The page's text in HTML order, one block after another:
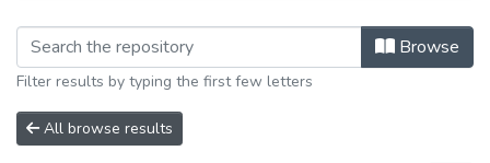
Browsing Facultad de IndustriasBrowse
Filter results by typing the first few letters
All browse results